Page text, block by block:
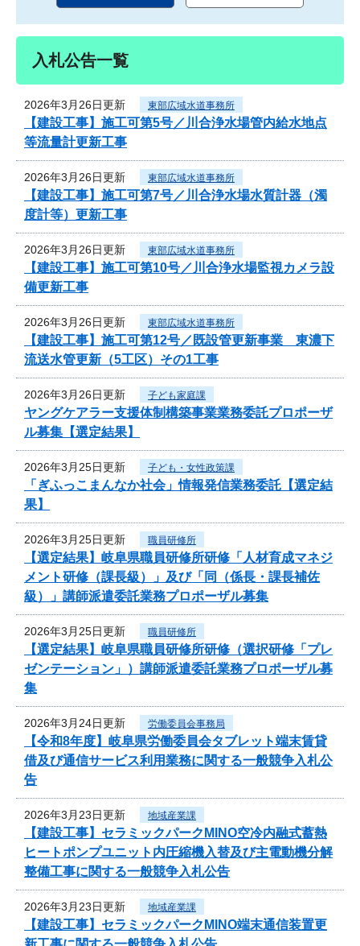
入札公告一覧
2026年3月26日更新 東部広域水道事務所
【建設工事】施工可第5号／川合浄水場管内給水地点
等流量計更新工事
2026年3月26日更新 東部広域水道事務所
【建設工事】施工可第7号／川合浄水場水質計器（濁
度計等）更新工事
2026年3月26日更新 東部広域水道事務所
【建設工事】施工可第10号／川合浄水場監視カメラ設
備更新工事
2026年3月26日更新 東部広域水道事務所
【建設工事】施工可第12号／既設管更新事業 東濃下
流送水管更新（5工区）その1工事
2026年3月26日更新 子ども家庭課
ヤングケアラー支援体制構築事業業務委託プロポーザ
ル募集【選定結果】
2026年3月25日更新 子ども・女性政策課
「ぎふっこまんなか社会」情報発信業務委託【選定結
果】
2026年3月25日更新 職員研修所
【選定結果】岐阜県職員研修所研修「人材育成マネジ
メント研修（課長級）」及び「同（係長・課長補佐
級）」講師派遣委託業務プロポーザル募集
2026年3月25日更新 職員研修所
【選定結果】岐阜県職員研修所研修（選択研修「プレ
ゼンテーション」）講師派遣委託業務プロポーザル募
集
2026年3月24日更新 労働委員会事務局
【令和8年度】岐阜県労働委員会タブレット端末賃貸
借及び通信サービス利用業務に関する一般競争入札公
告
2026年3月23日更新 地域産業課
【建設工事】セラミックパークMINO空冷内融式蓄熱
ヒートポンプユニット内圧縮機入替及び主電動機分解
整備工事に関する一般競争入札公告
2026年3月23日更新 地域産業課
【建設工事】セラミックパークMINO端末通信装置更